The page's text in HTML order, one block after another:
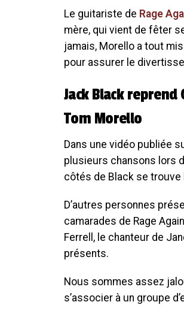
Le guitariste de Rage
mère, qui vient de fêter
jamais, Morello a tout
pour assurer le
Jack Black
Tom Morello
Dans une vidéo publiée
plusieurs chansons lors
côtés de Black se trouve
D’autres personnes
camarades de Rage
Ferrell, le chanteur de
présents.
Nous sommes assez
s’associer à un groupe